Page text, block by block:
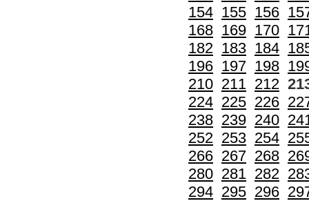
154 155 156
168 169 170
182 183 184
196 197 198
210 211 212
224 225 226
238 239 240
252 253 254
266 267 268
280 281 282
294 295 296